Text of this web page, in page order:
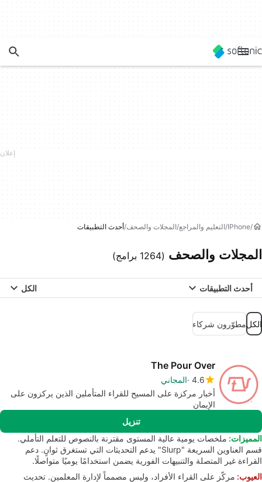
IPhone التعليم والمراجع المجلات والصحف أحدث التطبيقات
المجلات والصحف (1264 برامج)
أحدث التطبيقات الكل
الكلمطوّرون شركاء
The Pour Over
4.6 المجاني
أخبار مركزة على المسيح للقراء المتأملين الذين يركزون على
الإيمان
تنزيل
المميزات: ملخصات يومية عالية المستوى مقترنة بالنصوص للتعلم التأملي.
قسم العناوين السريعة "Slurp" يدعم التحديثات التي تستغرق ثوانٍ. دعم
القراءة غير المتصلة والتنبيهات الفورية يضمن استخدامًا يوميًا متواصلًا.
العيوب: مركّز على القراء الأفراد، وليس مصمماً لإدارة المعلمين. تحديث